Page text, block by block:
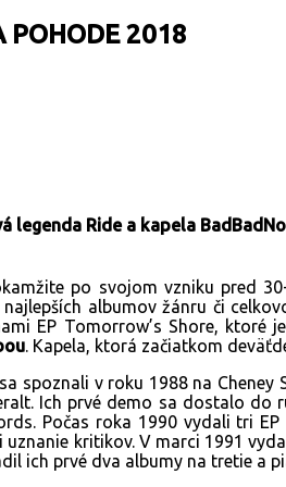
POHODE 2018
legenda Ride a kapela
po svojom vzniku pred
albumov žánru či
EP Tomorrow’s Shore,
. Kapela, ktorá začiatkom
spoznali v roku 1988 na
Ich prvé demo sa dostalo do
Počas roka 1990 vydali tri
kritikov. V marci 1991
ich prvé dva albumy na tretie a